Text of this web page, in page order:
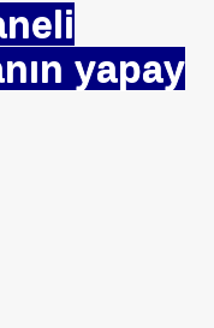
yapay
İbretlik Dersi - İBB -